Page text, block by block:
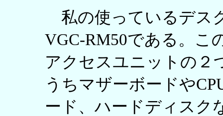
私の使っているデス
VGC-RM50である。こ
アクセスユニットの２
うちマザーボードや
ード、ハードディスク